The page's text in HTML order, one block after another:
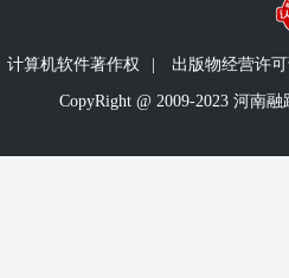
计算机软件著作权 出版物经营许
CopyRight @ 2009-2023 河南